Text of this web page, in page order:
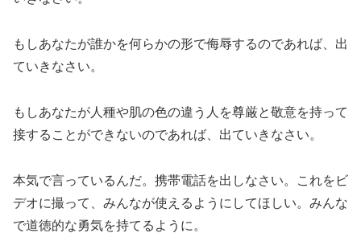
もしあなたが誰かを何らかの形で侮辱するのであれば、出
ていきなさい。
もしあなたが人種や肌の色の違う人を尊厳と敬意を持って
接することができないのであれば、出ていきなさい。
本気で言っているんだ。携帯電話を出しなさい。これをビ
デオに撮って、みんなが使えるようにしてほしい。みんな
で道徳的な勇気を持てるように。